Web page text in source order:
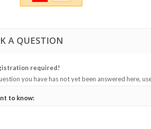
A QUESTION
required!
you have has not yet been answered here,
to know: